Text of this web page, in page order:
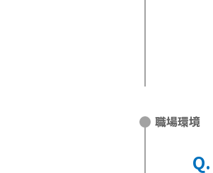
職場環境